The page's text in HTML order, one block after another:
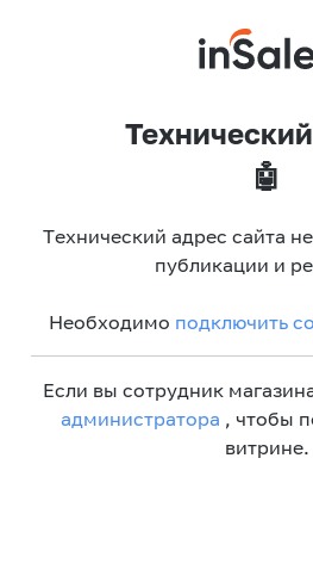
🤖
Технический адрес сайта
публикации и
Необходимо подключить
Если вы сотрудник
администратора , чтобы
витрине.